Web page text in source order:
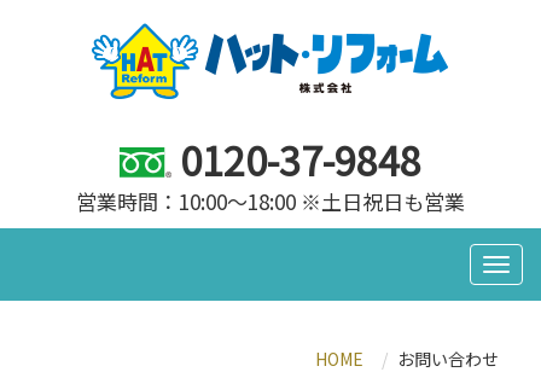
0120-37-9848
営業時間：10:00～18:00 ※土日祝日も営業
HOME お問い合わせ